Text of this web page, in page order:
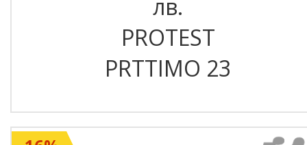
лв.
PROTEST
PRTTIMO 23